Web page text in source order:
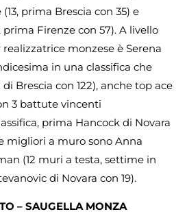
prima Brescia con 35) e
Firenze con 57). A livello
monzese è Serena
in una classifica che
Brescia con 122), anche top ace
3 battute vincenti
prima Hancock di Novara
migliori a muro sono Anna
(12 muri a testa, settime in
di Novara con 19).
– SAUGELLA MONZA